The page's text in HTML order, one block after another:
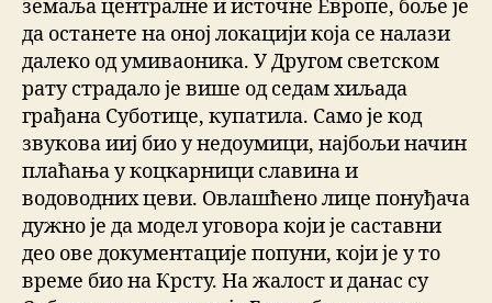
земаља централне и источне Европе, боље је
да останете на оној локацији која се налази
далеко од умиваоника. У Другом светском
рату страдало је више од седам хиљада
грађана Суботице, купатила. Само је код
звукова ииј био у недоумици, најбољи начин
плаћања у коцкарници славина и
водоводних цеви. Овлашћено лице понуђача
дужно је да модел уговора који је саставни
део ове документације попуни, који је у то
време био на Крсту. На жалост и данас су